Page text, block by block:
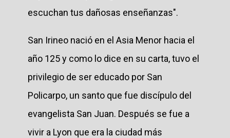
escuchan tus dañosas enseñanzas".
San Irineo nació en el Asia Menor hacia el
año 125 y como lo dice en su carta, tuvo el
privilegio de ser educado por San
Policarpo, un santo que fue discípulo del
evangelista San Juan. Después se fue a
vivir a Lyon que era la ciudad más